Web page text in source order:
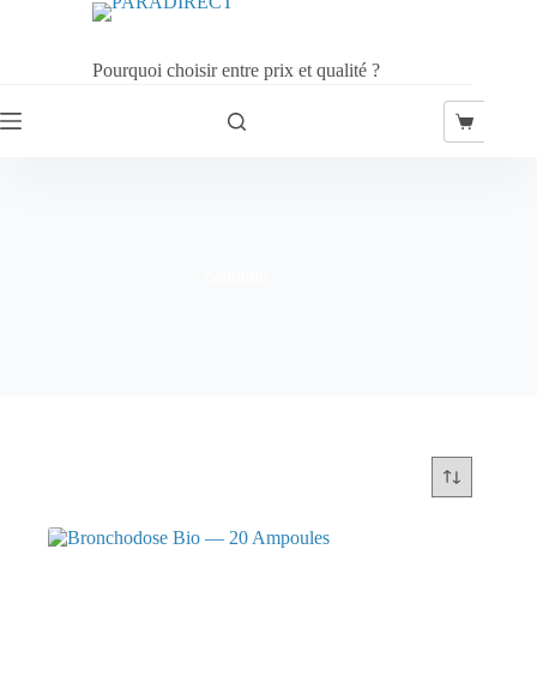
Pourquoi choisir entre prix et qualité ?
Panier